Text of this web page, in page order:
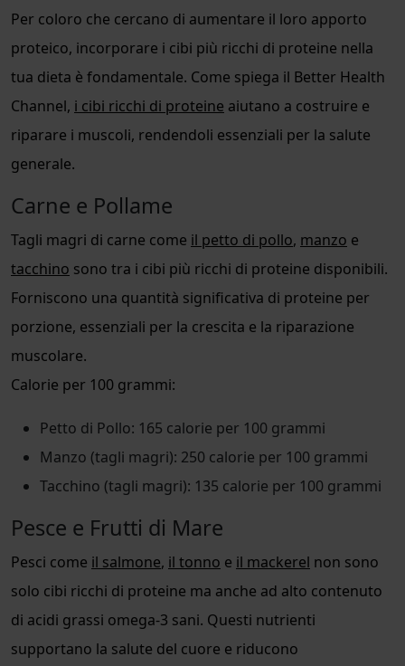
Per coloro che cercano di aumentare il loro apporto
proteico, incorporare i cibi più ricchi di proteine nella
tua dieta è fondamentale. Come spiega il Better Health
Channel, i cibi ricchi di proteine aiutano a costruire e
riparare i muscoli, rendendoli essenziali per la salute
generale.
Carne e Pollame
Tagli magri di carne come il petto di pollo, manzo e
tacchino sono tra i cibi più ricchi di proteine disponibili.
Forniscono una quantità significativa di proteine per
porzione, essenziali per la crescita e la riparazione
muscolare.
Calorie per 100 grammi:
Petto di Pollo: 165 calorie per 100 grammi
Manzo (tagli magri): 250 calorie per 100 grammi
Tacchino (tagli magri): 135 calorie per 100 grammi
Pesce e Frutti di Mare
Pesci come il salmone, il tonno e il mackerel non sono
solo cibi ricchi di proteine ma anche ad alto contenuto
di acidi grassi omega-3 sani. Questi nutrienti
supportano la salute del cuore e riducono